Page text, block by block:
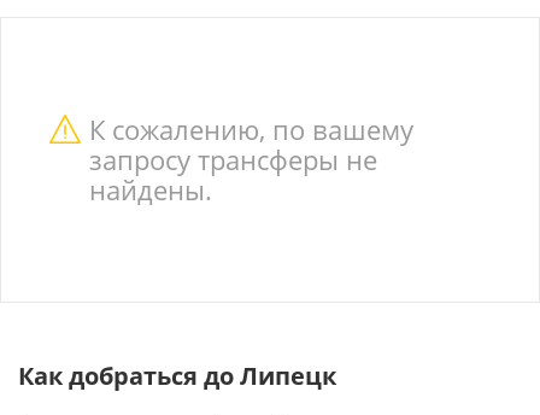
К сожалению, по вашему
запросу трансферы не
найдены.
Как добраться до Липецк